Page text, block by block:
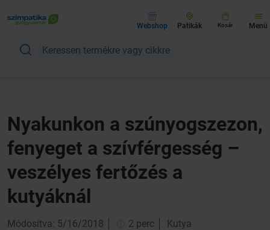
Webshop Patikák Kosár Menü
Nyakunkon a szúnyogszezon,
fenyeget a szívférgesség –
veszélyes fertőzés a
kutyáknál
Módosítva: 5/16/2018 2 perc
Kutya